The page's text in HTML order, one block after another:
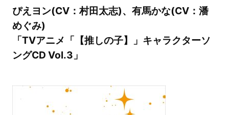
ぴえヨン(CV：村田太志)、有馬かな(CV：潘
めぐみ)
「TVアニメ「【推しの子】」キャラクターソ
ングCD Vol.3」